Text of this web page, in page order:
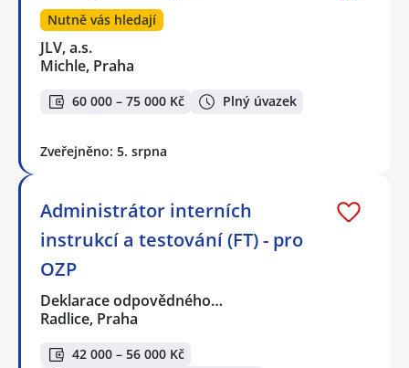
Nutně vás hledají
JLV, a.s.
Michle, Praha
60 000 – 75 000 Kč Plný úvazek
Zveřejněno: 5. srpna
Administrátor interních
instrukcí a testování (FT) - pro
OZP
Deklarace odpovědného…
Radlice, Praha
42 000 – 56 000 Kč